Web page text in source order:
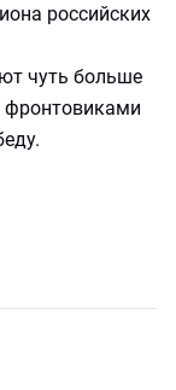
российских
чуть больше
фронтовиками